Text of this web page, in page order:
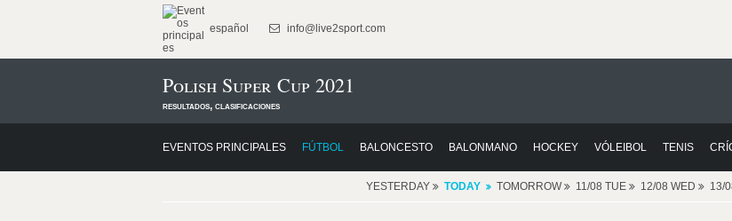
español info@live2sport.com
Polish Super Cup 2021
resultados, clasificaciones
EVENTOS PRINCIPALES FÚTBOL BALONCESTO BALONMANO HOCKEY VÓLEIBOL TENIS
YESTERDAY TODAY TOMORROW 11/08 TUE 12/08 WED 13/